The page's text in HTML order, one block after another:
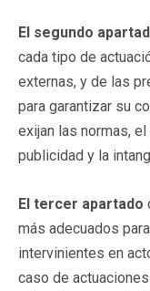
El segundo
cada tipo de
externas, y de las
para garantizar su
exijan las normas,
publicidad y la
El tercer apartado
más adecuados
intervinientes en
caso de